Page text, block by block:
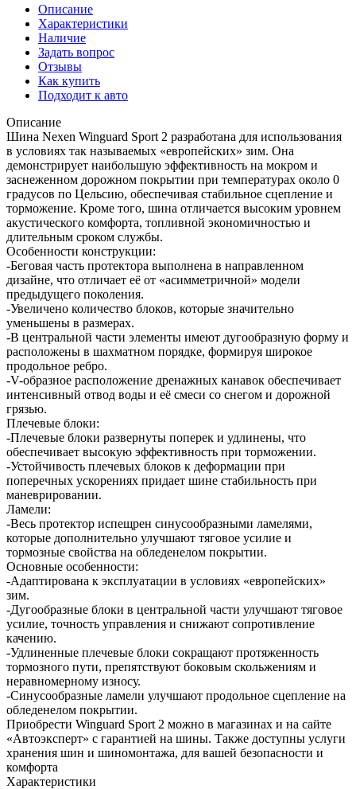
Описание
Характеристики
Наличие
Задать вопрос
Отзывы
Как купить
Подходит к авто
Описание
Шина Nexen Winguard Sport 2 разработана для использования
в условиях так называемых «европейских» зим. Она
демонстрирует наибольшую эффективность на мокром и
заснеженном дорожном покрытии при температурах около 0
градусов по Цельсию, обеспечивая стабильное сцепление и
торможение. Кроме того, шина отличается высоким уровнем
акустического комфорта, топливной экономичностью и
длительным сроком службы.
Особенности конструкции:
-Беговая часть протектора выполнена в направленном
дизайне, что отличает её от «асимметричной» модели
предыдущего поколения.
-Увеличено количество блоков, которые значительно
уменьшены в размерах.
-В центральной части элементы имеют дугообразную форму и
расположены в шахматном порядке, формируя широкое
продольное ребро.
-V-образное расположение дренажных канавок обеспечивает
интенсивный отвод воды и её смеси со снегом и дорожной
грязью.
Плечевые блоки:
-Плечевые блоки развернуты поперек и удлинены, что
обеспечивает высокую эффективность при торможении.
-Устойчивость плечевых блоков к деформации при
поперечных ускорениях придает шине стабильность при
маневрировании.
Ламели:
-Весь протектор испещрен синусообразными ламелями,
которые дополнительно улучшают тяговое усилие и
тормозные свойства на обледенелом покрытии.
Основные особенности:
-Адаптирована к эксплуатации в условиях «европейских»
зим.
-Дугообразные блоки в центральной части улучшают тяговое
усилие, точность управления и снижают сопротивление
качению.
-Удлиненные плечевые блоки сокращают протяженность
тормозного пути, препятствуют боковым скольжениям и
неравномерному износу.
-Синусообразные ламели улучшают продольное сцепление на
обледенелом покрытии.
Приобрести Winguard Sport 2 можно в магазинах и на сайте
«Автоэксперт» с гарантией на шины. Также доступны услуги
хранения шин и шиномонтажа, для вашей безопасности и
комфорта
Характеристики